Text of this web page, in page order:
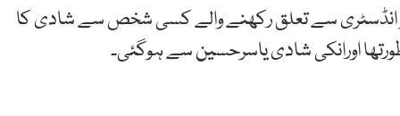
انڈسٹری سے تعلق رکھنے والے کسی شخص سے شادی کا
اورانکی شادی یاسرحسین سے ہوگئی۔